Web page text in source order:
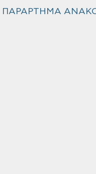
ΠAΡΑΡΤΗΜΑ